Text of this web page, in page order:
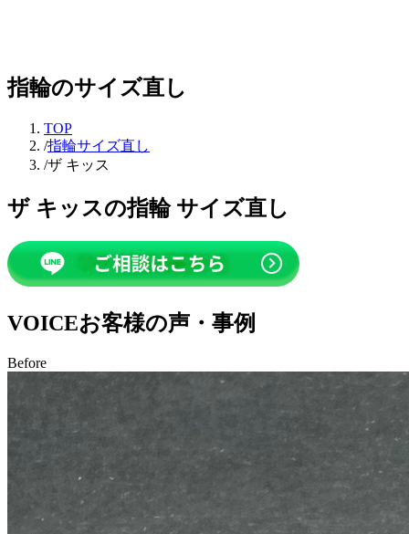
指輪のサイズ直し
TOP
/指輪サイズ直し
/ザ キッス
ザ キッスの指輪 サイズ直し
VOICEお客様の声・事例
Before